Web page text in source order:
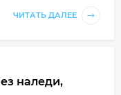
ЧИТАТЬ ДАЛЕЕ
наледи,